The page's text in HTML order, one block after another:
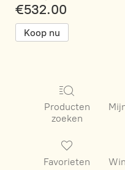
€532.00
Koop nu
Producten
zoeken
Favorieten